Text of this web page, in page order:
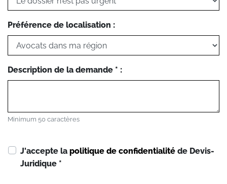
Préférence de localisation :
Description de la demande * :
Minimum 50 caractères
J'accepte la politique de confidentialité de Devis-
Juridique *